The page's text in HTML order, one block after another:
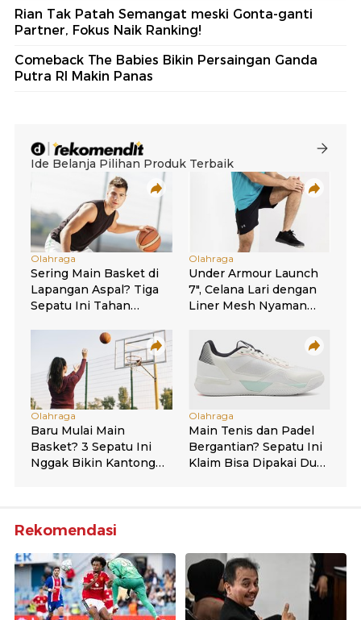
Rian Tak Patah Semangat meski Gonta-ganti
Partner, Fokus Naik Ranking!
Comeback The Babies Bikin Persaingan Ganda
Putra RI Makin Panas
Rekomendasi